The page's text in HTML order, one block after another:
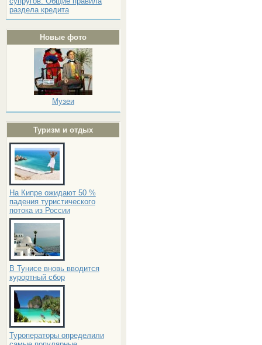
раздела кредита
Новые фото
Музеи
Туризм и отдых
На Кипре ожидают 50 %
падения туристического
потока из России
В Тунисе вновь вводится
курортный сбор
Туроператоры определили